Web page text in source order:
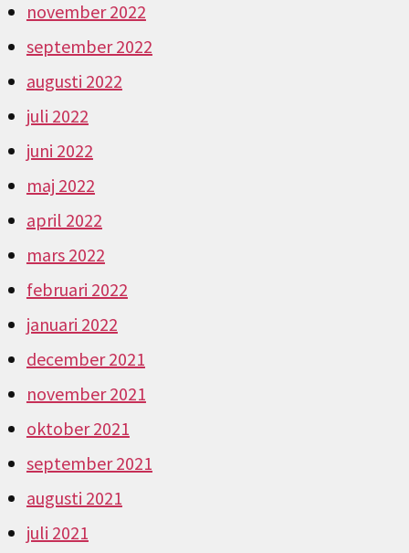
november 2022
september 2022
augusti 2022
juli 2022
juni 2022
maj 2022
april 2022
mars 2022
februari 2022
januari 2022
december 2021
november 2021
oktober 2021
september 2021
augusti 2021
juli 2021